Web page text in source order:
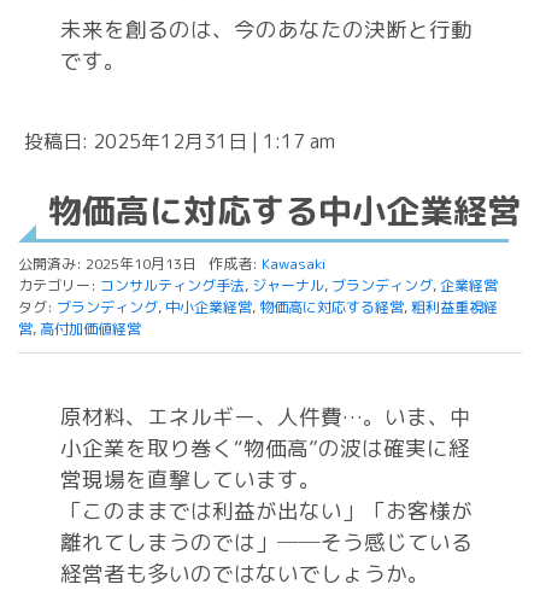
未来を創るのは、今のあなたの決断と行動
です。
投稿日: 2025年12月31日 | 1:17 am
物価高に対応する中小企業経営
公開済み: 2025年10月13日 作成者: Kawasaki
カテゴリー: コンサルティング手法, ジャーナル, ブランディング,企業経営
タグ: ブランディング, 中小企業経営, 物価高に対応する経営,粗利益重視経
営, 高付加価値経営
原材料、エネルギー、人件費…。いま、中
小企業を取り巻く“物価高”の波は確実に経
営現場を直撃しています。
「このままでは利益が出ない」「お客様が
離れてしまうのでは」──そう感じている
経営者も多いのではないでしょうか。